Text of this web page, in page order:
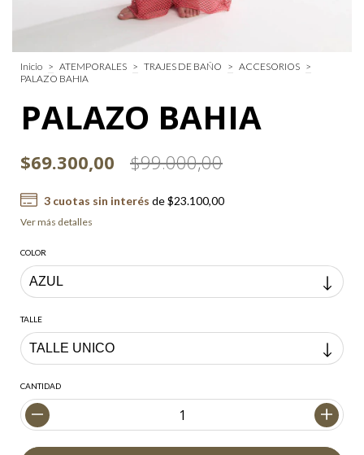
Inicio > ATEMPORALES > TRAJES DE BAÑO > ACCESORIOS >
PALAZO BAHIA
PALAZO BAHIA
$69.300,00 $99.000,00
3cuotas sin interés de$23.100,00
Ver más detalles
COLOR
TALLE
CANTIDAD